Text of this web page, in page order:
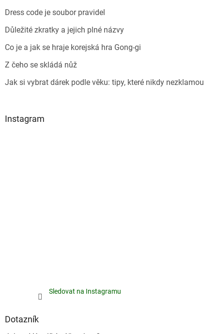
Dress code je soubor pravidel
Důležité zkratky a jejich plné názvy
Co je a jak se hraje korejská hra Gong-gi
Z čeho se skládá nůž
Jak si vybrat dárek podle věku: tipy, které nikdy nezklamou
Instagram
Sledovat na Instagramu
Dotazník